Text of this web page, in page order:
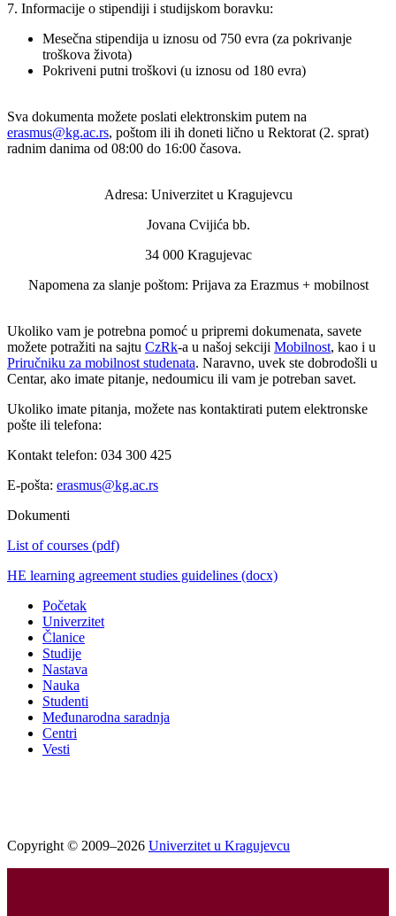
7. Informacije o stipendiji i studijskom boravku:
Mesečna stipendija u iznosu od 750 evra (za pokrivanje
troškova života)
Pokriveni putni troškovi (u iznosu od 180 evra)
Sva dokumenta možete poslati elektronskim putem na
erasmus@kg.ac.rs, poštom ili ih doneti lično u Rektorat (2. sprat)
radnim danima od 08:00 do 16:00 časova.
Adresa: Univerzitet u Kragujevcu
Jovana Cvijića bb.
34 000 Kragujevac
Napomena za slanje poštom: Prijava za Erazmus + mobilnost
Ukoliko vam je potrebna pomoć u pripremi dokumenata, savete
možete potražiti na sajtu CzRk-a u našoj sekciji Mobilnost, kao i u
Priručniku za mobilnost studenata. Naravno, uvek ste dobrodošli u
Centar, ako imate pitanje, nedoumicu ili vam je potreban savet.
Ukoliko imate pitanja, možete nas kontaktirati putem elektronske
pošte ili telefona:
Kontakt telefon: 034 300 425
E-pošta: erasmus@kg.ac.rs
Dokumenti
List of courses (pdf)
HE learning agreement studies guidelines (docx)
Početak
Univerzitet
Članice
Studije
Nastava
Nauka
Studenti
Međunarodna saradnja
Centri
Vesti
Copyright © 2009–2026 Univerzitet u Kragujevcu